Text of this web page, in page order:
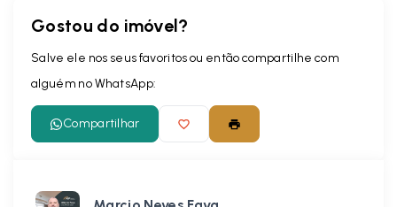
Gostou do imóvel?
Salve ele nos seus favoritos ou então compartilhe com
alguém no WhatsApp:
Compartilhar